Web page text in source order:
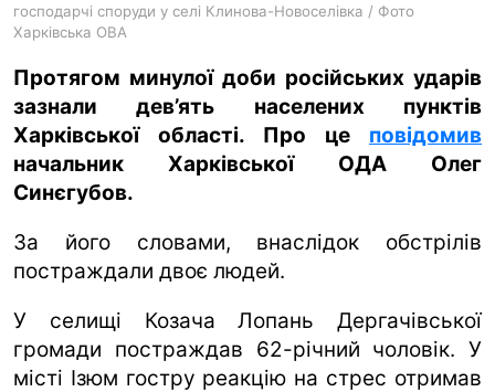
господарчі споруди у селі Клинова-Новоселівка / Фото
Харківська ОВА
Протягом минулої доби російських ударів
зазнали дев’ять населених пунктів
Харківської області. Про це повідомив
начальник Харківської ОДА Олег
Синєгубов.
За його словами, внаслідок обстрілів
постраждали двоє людей.
У селищі Козача Лопань Дергачівської
громади постраждав 62-річний чоловік. У
місті Ізюм гостру реакцію на стрес отримав